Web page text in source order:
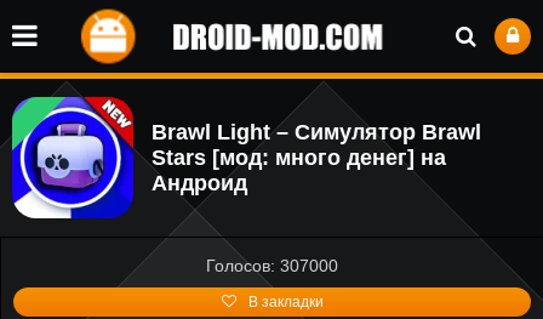
Brawl Light – Симулятор Brawl
Stars [мод: много денег] на
Андроид
Голосов: 307000
В закладки